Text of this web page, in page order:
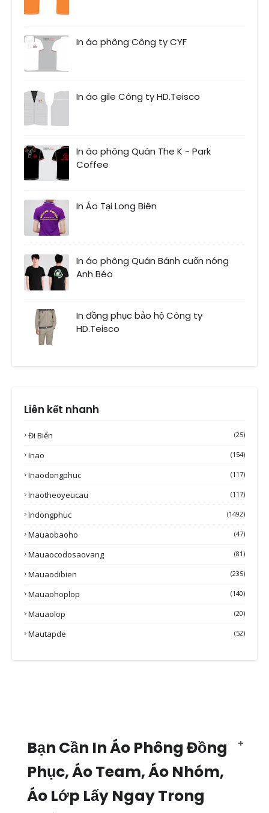
In áo phông Công ty CYF
In áo gile Công ty HD.Teisco
In áo phông Quán The K - Park
Coffee
In Áo Tại Long Biên
In áo phông Quán Bánh cuốn nóng
Anh Béo
In đồng phục bảo hộ Công ty
HD.Teisco
Liên kết nhanh
Đi Biển (25)
Inao (154)
Inaodongphuc (117)
Inaotheoyeucau (117)
Indongphuc (1492)
Mauaobaoho (47)
Mauaocodosaovang (81)
Mauaodibien (235)
Mauaohoplop (140)
Mauaolop (20)
Mautapde (52)
Bạn Cần In Áo Phông Đồng
Phục, Áo Team, Áo Nhóm,
Áo Lớp Lấy Ngay Trong